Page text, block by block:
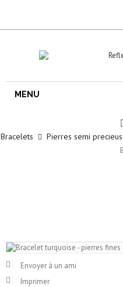
MENU
Bracelets Pierres semi
Envoyer à un ami
Imprimer